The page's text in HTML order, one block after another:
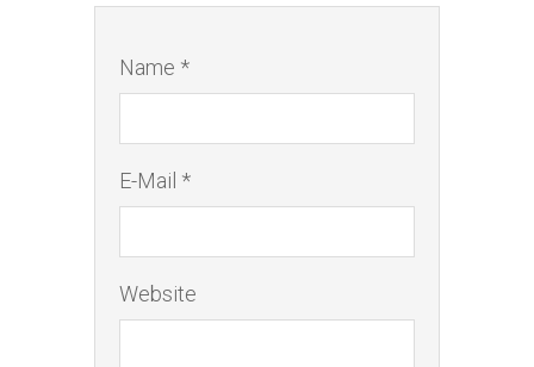
Name *
E-Mail *
Website